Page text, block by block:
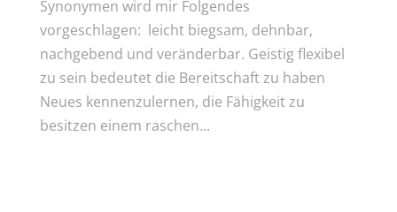
Synonymen wird mir Folgendes
vorgeschlagen: leicht biegsam, dehnbar,
nachgebend und veränderbar. Geistig flexibel
zu sein bedeutet die Bereitschaft zu haben
Neues kennenzulernen, die Fähigkeit zu
besitzen einem raschen...